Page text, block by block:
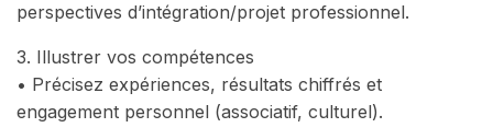
perspectives d’intégration/projet professionnel.
3. Illustrer vos compétences
• Précisez expériences, résultats chiffrés et
engagement personnel (associatif, culturel).